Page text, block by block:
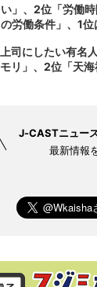
い」、2位「労働
の労働条件」、1位
上司にしたい有
モリ」、2位「天海
J-CASTニュー
最新情報